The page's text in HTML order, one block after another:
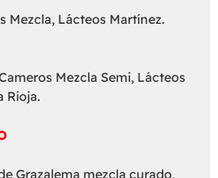
Mezcla, Lácteos Martínez.
Mezcla Semi, Lácteos
Rioja.
Grazalema mezcla curado,